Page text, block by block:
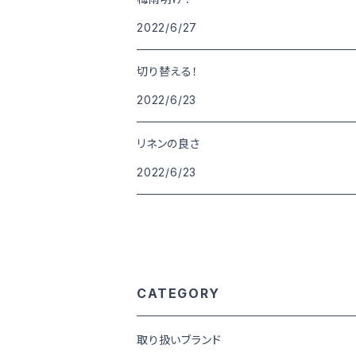
2022/6/27
切り替える！
2022/6/23
リネンの良さ
2022/6/23
CATEGORY
取り扱いブランド